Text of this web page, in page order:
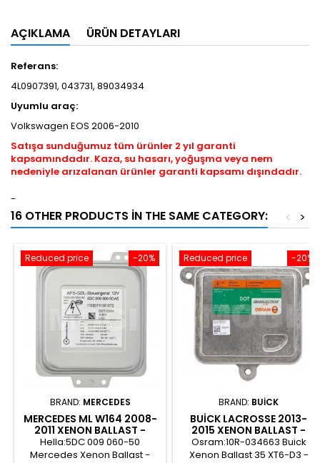
AÇIKLAMA ÜRÜN DETAYLARI
Referans:
4L0907391, 043731, 89034934
Uyumlu araç:
Volkswagen EOS 2006-2010
Satışa sunduğumuz tüm ürünler 2 yıl garanti
kapsamındadır. Kaza, su hasarı, yoğuşma veya nem
nedeniyle arızalanan ürünler garanti kapsamı dışındadır.
-
16 OTHER PRODUCTS IN THE SAME CATEGORY: >
<
-20%
Reduced price
BRAND: MERCEDES
MERCEDES ML W164 2008-
2011 XENON BALLAST -
A1648704126
Hella:5DC 009 060-50
Mercedes Xenon Ballast -
-20%
Reduced price
BRAND: BUICK
BUICK LACROSSE 2013-
2015 XENON BALLAST -
35XT6-S-D3/12V
Osram:10R-034663 Buick
Xenon Ballast 35 XT6-D3 -